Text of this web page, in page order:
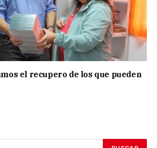
el recupero de los que pueden